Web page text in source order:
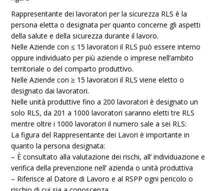
Rappresentante dei lavoratori per la sicurezza RLS è la
persona eletta o designata per quanto concerne gli aspetti
della salute e della sicurezza durante il lavoro.
Nelle Aziende con ≤ 15 lavoratori il RLS può essere interno
oppure individuato per più aziende o imprese nell’ambito
territoriale o del comparto produttivo.
Nelle Aziende con ≥ 15 lavoratori il RLS viene eletto o
designato dai lavoratori.
Nelle unità produttive fino a 200 lavoratori è designato un
solo RLS, da 201 a 1000 lavoratori saranno eletti tre RLS
mentre oltre i 1000 lavoratori il numero sale a sei RLS:
La figura del Rappresentante dei Lavori è importante in
quanto la persona designata:
– È consultato alla valutazione dei rischi, all’ individuazione e
verifica della prevenzione nell’ azienda o unità produttiva
– Riferisce al Datore di Lavoro e al RSPP ogni pericolo o